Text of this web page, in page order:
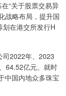
“关于股票交易异
战略布局，提升国
在港交所发行H
司2022年、2023
64.52亿元。就时
中国内地众多珠宝